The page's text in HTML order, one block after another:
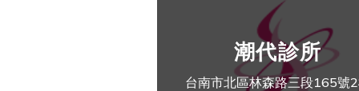
潮代診所
台南市北區林森路三段165號